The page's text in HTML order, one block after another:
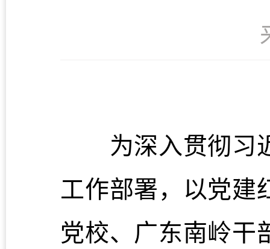
为深入贯彻习近
工作部署，以党建
党校、广东南岭干